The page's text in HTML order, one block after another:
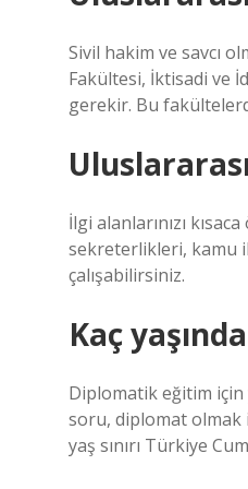
Sivil hakim ve savcı
Fakültesi, İktisadi ve
gerekir. Bu
İlgi alanlarınızı
sekreterlikleri, kamu
çalışabilirsiniz.
Kaç
Diplomatik eğitim için
soru, diplomat olmak
yaş sınırı Türkiye